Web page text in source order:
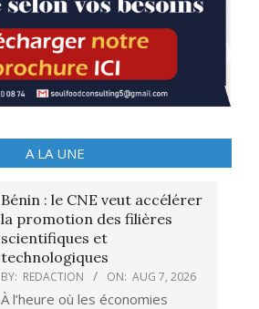
A LA UNE
Bénin : le CNE veut accélérer
la promotion des filières
scientifiques et
technologiques
BY: REDACTION ON: AUG 7, 2026
À l’heure où les économies